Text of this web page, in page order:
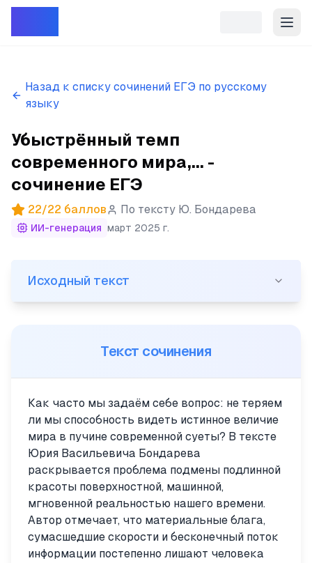
Назад к списку сочинений ЕГЭ по русскому
языку
Убыстрённый темп
современного мира,... -
сочинение ЕГЭ
22/22 баллов По тексту Ю. Бондарева
ИИ-генерация март 2025 г.
(1)Убыстрённый темп современного мира,
Исходный текст
Текст сочинения
Как часто мы задаём себе вопрос: не теряем
ли мы способность видеть истинное величие
мира в пучине современной суеты? В тексте
Юрия Васильевича Бондарева
раскрывается проблема подмены подлинной
красоты поверхностной, машинной,
мгновенной реальностью нашего времени.
Автор отмечает, что материальные блага,
сумасшедшие скорости и бесконечный поток
информации постепенно лишают человека